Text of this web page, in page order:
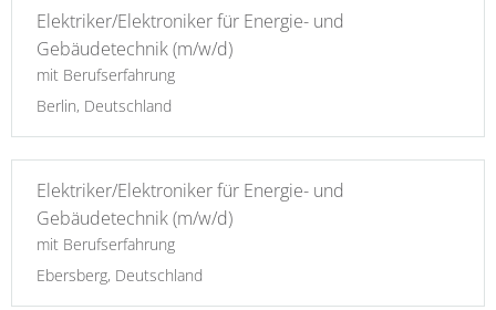
Elektriker/Elektroniker für Energie- und
Gebäudetechnik (m/w/d)
mit Berufserfahrung
Berlin, Deutschland
Elektriker/Elektroniker für Energie- und
Gebäudetechnik (m/w/d)
mit Berufserfahrung
Ebersberg, Deutschland